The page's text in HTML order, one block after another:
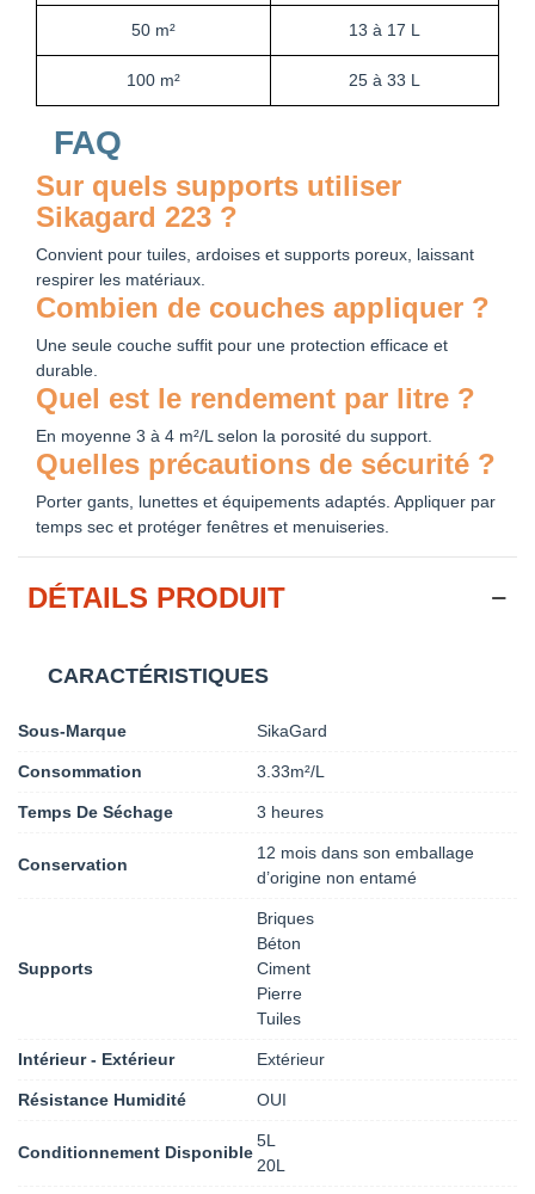
50 m² 13 à 17 L
100 m² 25 à 33 L
FAQ
Sur quels supports utiliser
Sikagard 223 ?
Convient pour tuiles, ardoises et supports poreux, laissant
respirer les matériaux.
Combien de couches appliquer ?
Une seule couche suffit pour une protection efficace et
durable.
Quel est le rendement par litre ?
En moyenne 3 à 4 m²/L selon la porosité du support.
Quelles précautions de sécurité ?
Porter gants, lunettes et équipements adaptés. Appliquer par
temps sec et protéger fenêtres et menuiseries.
DÉTAILS PRODUIT
CARACTÉRISTIQUES
Sous-Marque SikaGard
Consommation 3.33m²/L
Temps De Séchage 3 heures
Conservation
12 mois dans son emballage
d’origine non entamé
Supports
Briques
Béton
Ciment
Pierre
Tuiles
Intérieur - Extérieur Extérieur
Résistance Humidité OUI
Conditionnement Disponible
5L
20L